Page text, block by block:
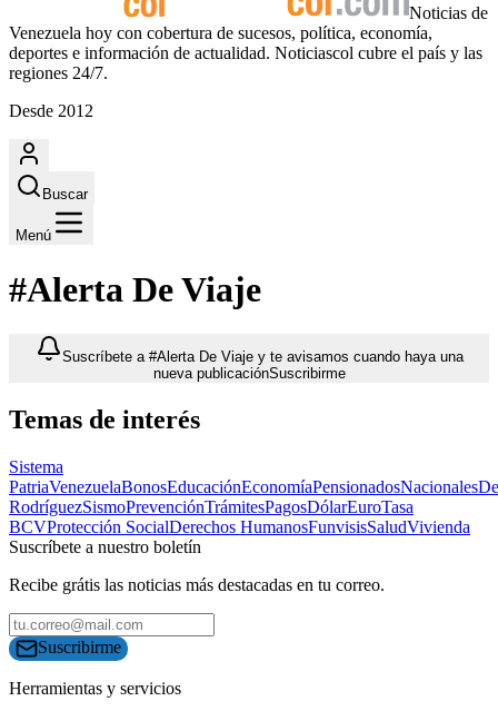
Noticias de
Venezuela hoy con cobertura de sucesos, política, economía,
deportes e información de actualidad. Noticiascol cubre el país y las
regiones 24/7.
Desde 2012
Buscar
Menú
#Alerta De Viaje
Suscríbete a #Alerta De Viaje y te avisamos cuando haya una
nueva publicaciónSuscribirme
Temas de interés
Sistema
PatriaVenezuelaBonosEducaciónEconomíaPensionadosNacionales
RodríguezSismoPrevenciónTrámitesPagosDólarEuroTasa
BCVProtección SocialDerechos HumanosFunvisisSaludVivienda
Suscríbete a nuestro boletín
Recibe grátis las noticias más destacadas en tu correo.
Suscribirme
Herramientas y servicios